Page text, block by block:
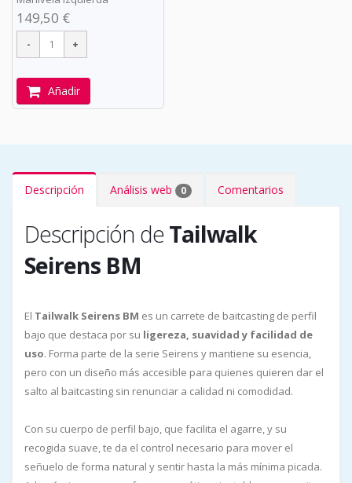
149,50 €
Añadir
Descripción Análisis web 0 Comentarios
Descripción deTailwalk
Seirens BM
El Tailwalk Seirens BM es un carrete de baitcasting de perfil
bajo que destaca por su ligereza, suavidad y facilidad de
uso. Forma parte de la serie Seirens y mantiene su esencia,
pero con un diseño más accesible para quienes quieren dar el
salto al baitcasting sin renunciar a calidad ni comodidad.
Con su cuerpo de perfil bajo, que facilita el agarre, y su
recogida suave, te da el control necesario para mover el
señuelo de forma natural y sentir hasta la más mínima picada.